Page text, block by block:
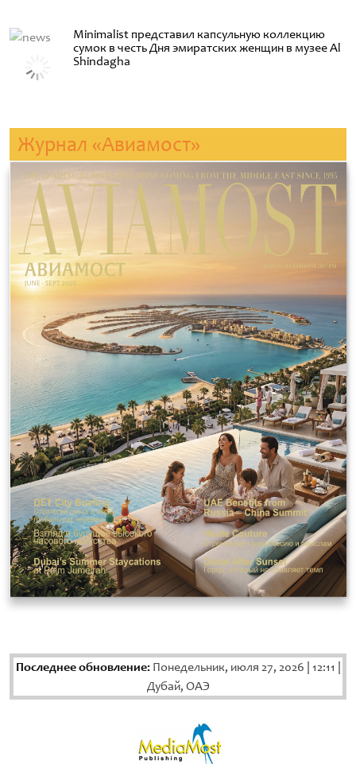
Minimalist представил капсульную коллекцию
сумок в честь Дня эмиратских женщин в музее Al
Shindagha
Журнал «Авиамост»
Последнее обновление:Понедельник, июля 27, 2026 12:11
Дубай, ОАЭ